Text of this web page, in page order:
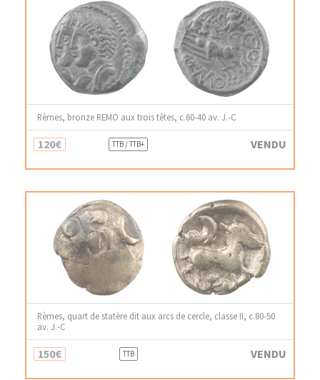
Rèmes, bronze REMO aux trois têtes, c.60-40 av. J.-C
120€ TTB / TTB+ VENDU
Rèmes, quart de statère dit aux arcs de cercle, classe II, c.80-50
av. J.-C
150€ TTB VENDU